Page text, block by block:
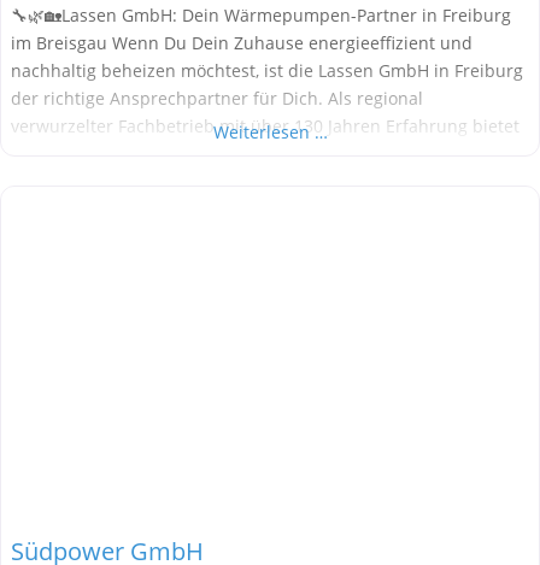
🔧🌿🏡Lassen GmbH: Dein Wärmepumpen-Partner in Freiburg
im Breisgau Wenn Du Dein Zuhause energieeffizient und
nachhaltig beheizen möchtest, ist die Lassen GmbH in Freiburg
der richtige Ansprechpartner für Dich. Als regional
verwurzelter Fachbetrieb mit über 130 Jahren Erfahrung bietet
Weiterlesen …
Südpower GmbH